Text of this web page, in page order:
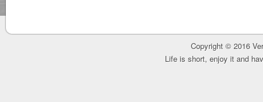
Copyright © 2016
Life is short, enjoy it and